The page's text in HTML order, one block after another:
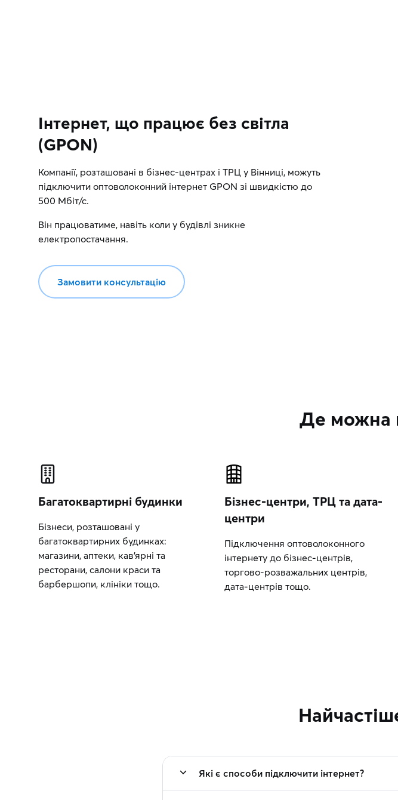
Інтернет, що працює без світла
(GPON)
Компанії, розташовані в бізнес-центрах і ТРЦ у Вінниці, можуть
підключити оптоволоконний інтернет GPON зі швидкістю до
500 Мбіт/с.
Він працюватиме, навіть коли у будівлі зникне
електропостачання.
Замовити консультацію
Де можна
Багатоквартирні будинки
Бізнеси, розташовані у
багатоквартирних будинках:
магазини, аптеки, кав’ярні та
ресторани, салони краси та
барбершопи, клініки тощо.
Бізнес-центри, ТРЦ та дата-
центри
Підключення оптоволоконного
інтернету до бізнес-центрів,
торгово-розважальних центрів,
дата-центрів тощо.
Які є способи підключити інтернет?